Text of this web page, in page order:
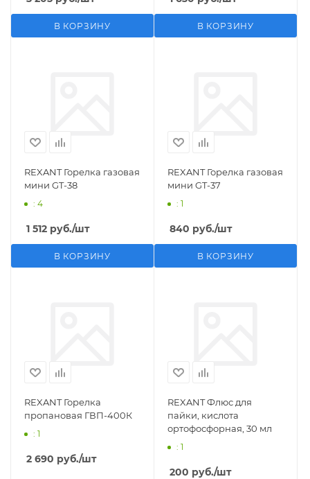
В КОРЗИНУ В КОРЗИНУ
REXANT Горелка газовая
мини GT-38
: 4
1 512 руб./шт
В КОРЗИНУ
REXANT Горелка газовая
мини GT-37
: 1
840 руб./шт
В КОРЗИНУ
REXANT Горелка
пропановая ГВП-400К
: 1
2 690 руб./шт
REXANT Флюс для
пайки, кислота
ортофосфорная, 30 мл
: 1
200 руб./шт